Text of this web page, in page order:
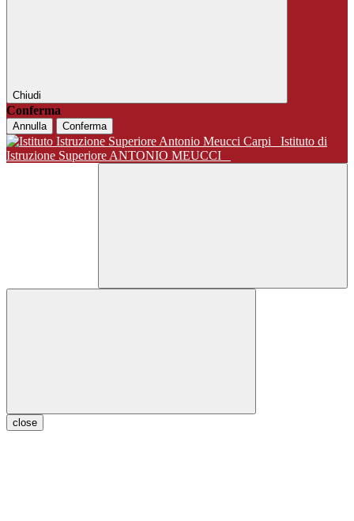
Chiudi
Conferma
Annulla Conferma
Istituto di
Istruzione Superiore ANTONIO MEUCCI
close